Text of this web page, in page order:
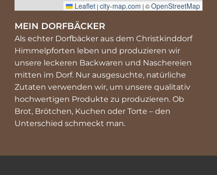
Leaflet | city-map.com | ©OpenStreetMap
MEIN DORFBÄCKER
Als echter Dorfbäcker aus dem Christkinddorf
Himmelpforten leben und produzieren wir
unsere leckeren Backwaren und Naschereien
mitten im Dorf. Nur ausgesuchte, natürliche
Zutaten verwenden wir, um unsere qualitativ
hochwertigen Produkte zu produzieren. Ob
Brot, Brötchen, Kuchen oder Torte – den
Unterschied schmeckt man.